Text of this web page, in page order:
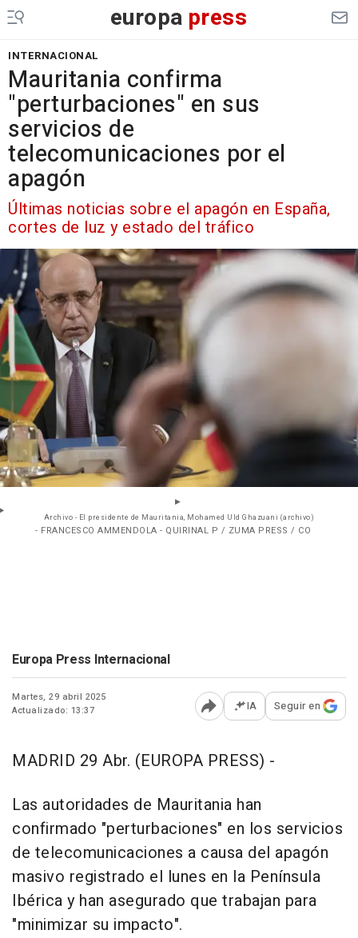
europa press
INTERNACIONAL
Mauritania confirma
"perturbaciones" en sus
servicios de
telecomunicaciones por el
apagón
Últimas noticias sobre el apagón en España,
cortes de luz y estado del tráfico
Archivo - El presidente de Mauritania, Mohamed Uld Ghazuani (archivo)
- FRANCESCO AMMENDOLA - QUIRINAL P / ZUMA PRESS / CO
Europa Press Internacional
Martes, 29 abril 2025
Actualizado: 13:37
Abrir opciones para
IA Seguir en
MADRID 29 Abr. (EUROPA PRESS) -
Las autoridades de Mauritania han
confirmado "perturbaciones" en los servicios
de telecomunicaciones a causa del apagón
masivo registrado el lunes en la Península
Ibérica y han asegurado que trabajan para
"minimizar su impacto".